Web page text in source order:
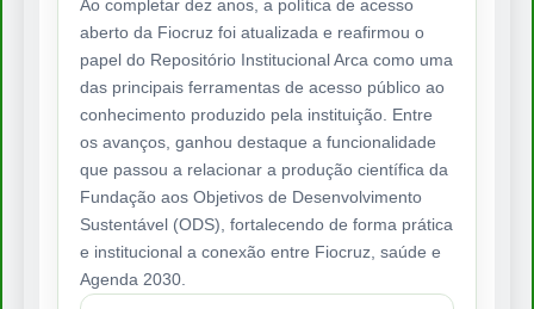
Ao completar dez anos, a política de acesso
aberto da Fiocruz foi atualizada e reafirmou o
papel do Repositório Institucional Arca como uma
das principais ferramentas de acesso público ao
conhecimento produzido pela instituição. Entre
os avanços, ganhou destaque a funcionalidade
que passou a relacionar a produção científica da
Fundação aos Objetivos de Desenvolvimento
Sustentável (ODS), fortalecendo de forma prática
e institucional a conexão entre Fiocruz, saúde e
Agenda 2030.